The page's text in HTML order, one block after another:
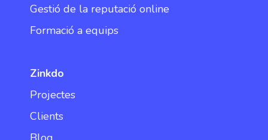
Gestió de la reputació online
Formació a equips
Zinkdo
Projectes
Clients